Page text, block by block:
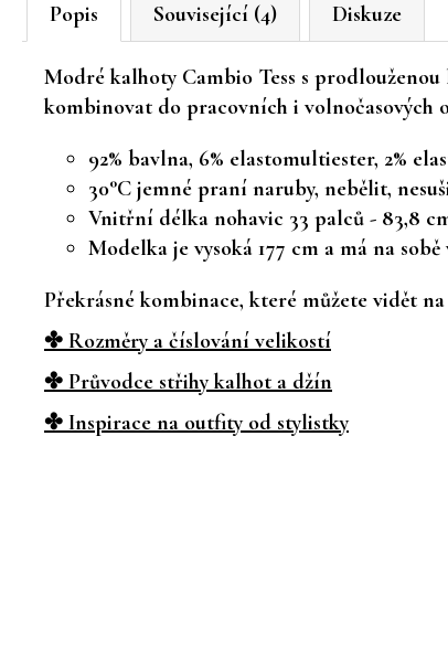
Popis Související (4) Diskuze
Modré kalhoty Cambio Tess s
kombinovat do pracovních i volnočasových
92% bavlna, 6% elastomultiester, 2%
30°C jemné praní naruby, nebělit,
Vnitřní délka nohavic 33 palců - 83,8
Modelka je vysoká 177 cm a má na
Překrásné kombinace, které můžete vidět
✤ Rozměry a číslování velikostí
✤ Průvodce střihy kalhot a džín
✤ Inspirace na outfity od stylistky